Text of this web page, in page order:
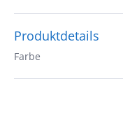
Produktdetails
Farbe